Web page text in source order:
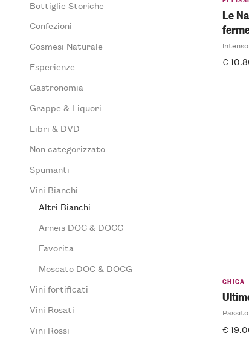
Bottiglie Storiche
Confezioni
Cosmesi Naturale
Esperienze
Gastronomia
Grappe & Liquori
Libri & DVD
Non categorizzato
Spumanti
Vini Bianchi
Altri Bianchi
Arneis DOC & DOCG
Favorita
Moscato DOC & DOCG
Vini fortificati
Vini Rosati
Vini Rossi
Le
€
GHIGA
€